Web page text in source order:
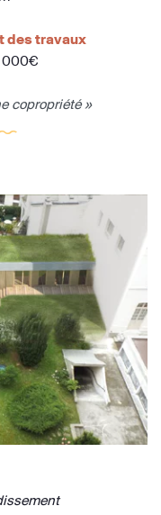
des travaux
copropriété »